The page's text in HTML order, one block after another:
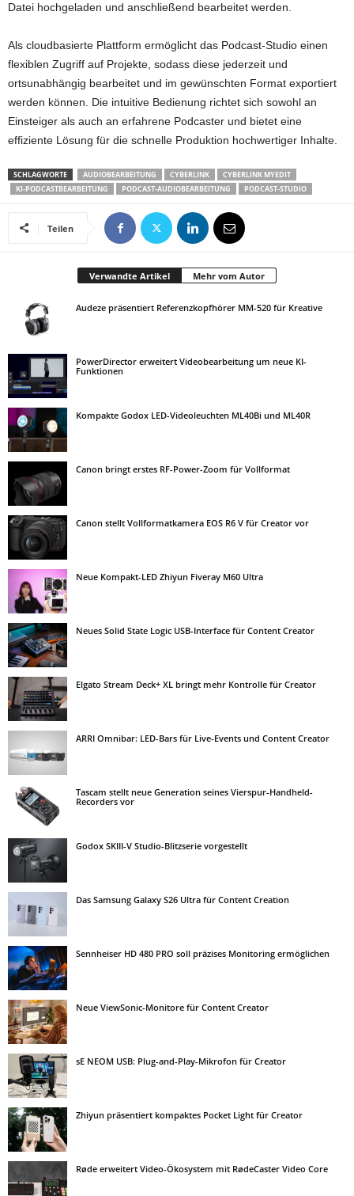
Datei hochgeladen und anschließend bearbeitet werden.
Als cloudbasierte Plattform ermöglicht das Podcast-Studio einen
flexiblen Zugriff auf Projekte, sodass diese jederzeit und
ortsunabhängig bearbeitet und im gewünschten Format exportiert
werden können. Die intuitive Bedienung richtet sich sowohl an
Einsteiger als auch an erfahrene Podcaster und bietet eine
effiziente Lösung für die schnelle Produktion hochwertiger Inhalte.
SCHLAGWORTE AUDIOBEARBEITUNG CYBERLINK
CYBERLINK MYEDIT
KI-PODCASTBEARBEITUNG
PODCAST-AUDIOBEARBEITUNG PODCAST-STUDIO
Teilen
Verwandte Artikel Mehr vom Autor
Audeze präsentiert Referenzkopfhörer MM-520 für Kreative
PowerDirector erweitert Videobearbeitung um neue KI-
Funktionen
Kompakte Godox LED-Videoleuchten ML40Bi und ML40R
Canon bringt erstes RF-Power-Zoom für Vollformat
Canon stellt Vollformatkamera EOS R6 V für Creator vor
Neue Kompakt-LED Zhiyun Fiveray M60 Ultra
Neues Solid State Logic USB-Interface für Content Creator
Elgato Stream Deck+ XL bringt mehr Kontrolle für Creator
ARRI Omnibar: LED-Bars für Live-Events und Content Creator
Tascam stellt neue Generation seines Vierspur-Handheld-
Recorders vor
Godox SKIII-V Studio-Blitzserie vorgestellt
Das Samsung Galaxy S26 Ultra für Content Creation
Sennheiser HD 480 PRO soll präzises Monitoring ermöglichen
Neue ViewSonic-Monitore für Content Creator
sE NEOM USB: Plug-and-Play-Mikrofon für Creator
Zhiyun präsentiert kompaktes Pocket Light für Creator
Røde erweitert Video-Ökosystem mit RødeCaster Video Core